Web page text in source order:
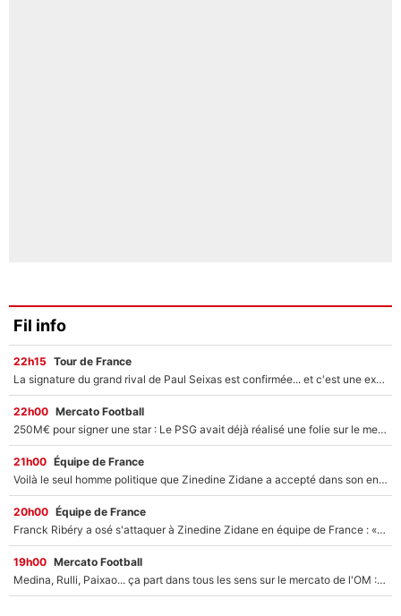
Fil info
22h15 Tour de France
La signature du grand rival de Paul Seixas est confirmée... et c'est une excellente nouvelle pour l'équipe Decathlon-CMA CGM !
22h00 Mercato Football
250M€ pour signer une star : Le PSG avait déjà réalisé une folie sur le mercato bien avant Neymar !
21h00 Équipe de France
Voilà le seul homme politique que Zinedine Zidane a accepté dans son entourage : «Je garde un très bon souvenir de lui»
20h00 Équipe de France
Franck Ribéry a osé s'attaquer à Zinedine Zidane en équipe de France : «Je n'aurais jamais fait ça»
19h00 Mercato Football
Medina, Rulli, Paixao... ça part dans tous les sens sur le mercato de l'OM : Frank McCourt va enfin récupérer l'argent qu'il attend ?